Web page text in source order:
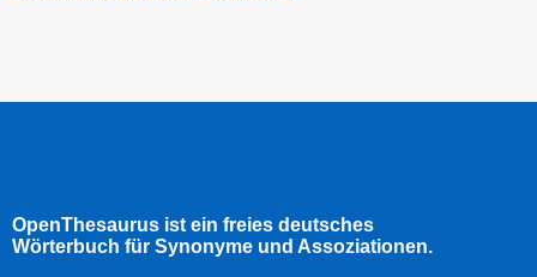
OpenThesaurus ist ein freies deutsches
Wörterbuch für Synonyme und Assoziationen.